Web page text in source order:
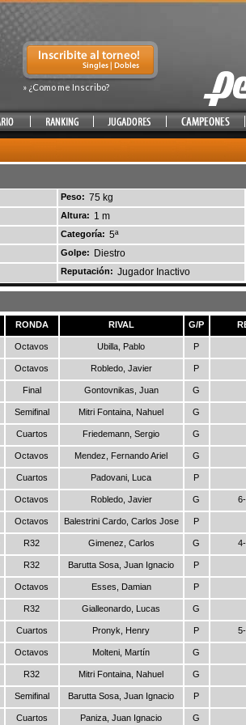
» ¿Como me Inscribo?
Peso: 75 kg
Altura: 1 m
Categoría: 5ª
Golpe: Diestro
Reputación: Jugador Inactivo
RONDA RIVAL G/P
Octavos Ubilla, Pablo P
Octavos Robledo, Javier P
Final Gontovnikas, Juan G
Semifinal Mitri Fontaina, Nahuel G
Cuartos Friedemann, Sergio G
Octavos Mendez, Fernando Ariel G
Cuartos Padovani, Luca P
Octavos Robledo, Javier G
Octavos Balestrini Cardo, Carlos Jose P
R32 Gimenez, Carlos G
R32 Barutta Sosa, Juan Ignacio P
Octavos Esses, Damian P
R32 Gialleonardo, Lucas G
Cuartos Pronyk, Henry P
Octavos Molteni, Martín G
R32 Mitri Fontaina, Nahuel G
Semifinal Barutta Sosa, Juan Ignacio P
Cuartos Paniza, Juan Ignacio G